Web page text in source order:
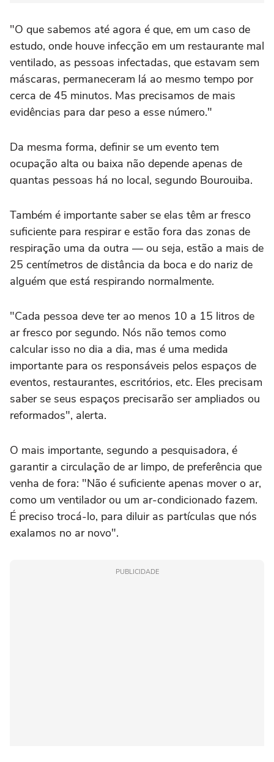
"O que sabemos até agora é que, em um caso de
estudo, onde houve infecção em um restaurante mal
ventilado, as pessoas infectadas, que estavam sem
máscaras, permaneceram lá ao mesmo tempo por
cerca de 45 minutos. Mas precisamos de mais
evidências para dar peso a esse número."
Da mesma forma, definir se um evento tem
ocupação alta ou baixa não depende apenas de
quantas pessoas há no local, segundo Bourouiba.
Também é importante saber se elas têm ar fresco
suficiente para respirar e estão fora das zonas de
respiração uma da outra — ou seja, estão a mais de
25 centímetros de distância da boca e do nariz de
alguém que está respirando normalmente.
"Cada pessoa deve ter ao menos 10 a 15 litros de
ar fresco por segundo. Nós não temos como
calcular isso no dia a dia, mas é uma medida
importante para os responsáveis pelos espaços de
eventos, restaurantes, escritórios, etc. Eles precisam
saber se seus espaços precisarão ser ampliados ou
reformados", alerta.
O mais importante, segundo a pesquisadora, é
garantir a circulação de ar limpo, de preferência que
venha de fora: "Não é suficiente apenas mover o ar,
como um ventilador ou um ar-condicionado fazem.
É preciso trocá-lo, para diluir as partículas que nós
exalamos no ar novo".
PUBLICIDADE